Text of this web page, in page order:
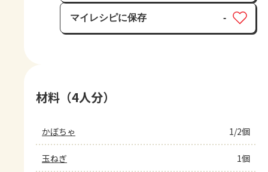
マイレシピに保存
保存済み
-
材料（4人分）
かぼちゃ 1/2個
玉ねぎ 1個